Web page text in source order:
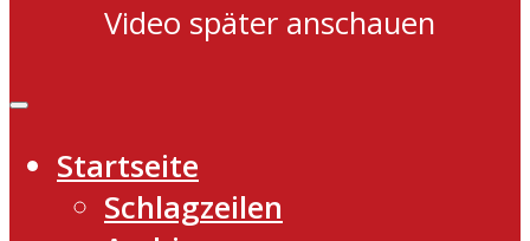
Video später anschauen
Startseite
Schlagzeilen